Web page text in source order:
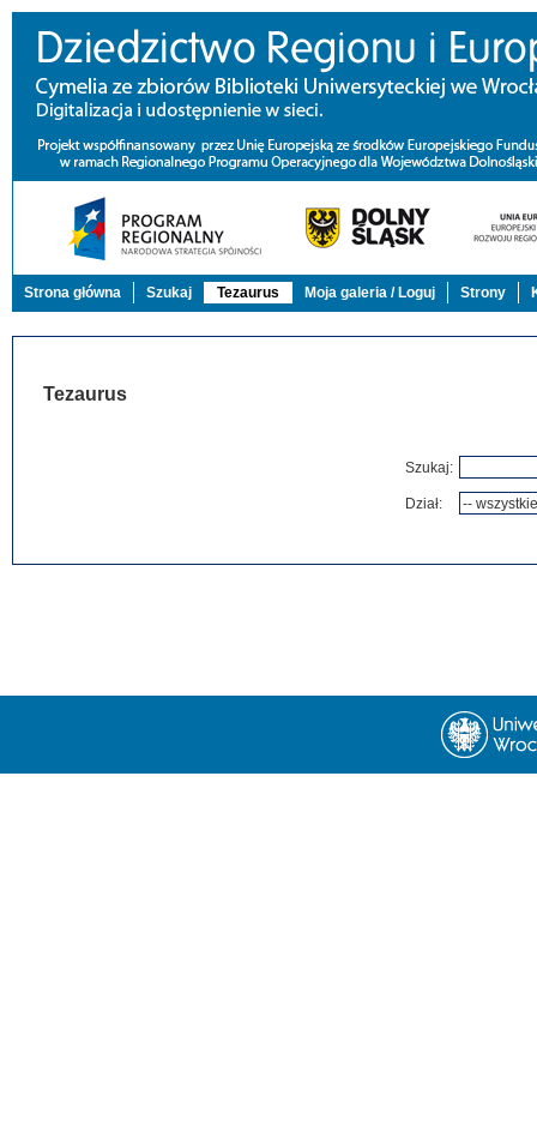
Strona główna Szukaj Tezaurus Moja galeria / Loguj Strony
Tezaurus
Szukaj:
Dział: